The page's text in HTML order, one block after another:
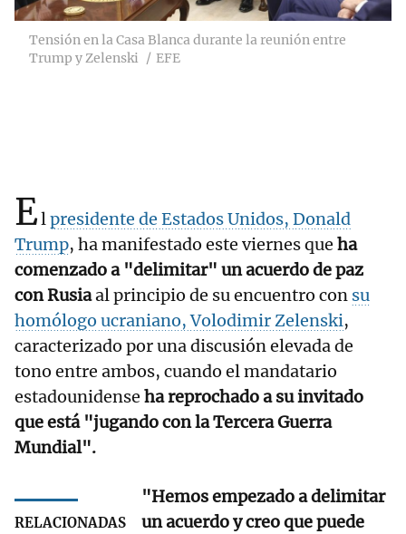
Tensión en la Casa Blanca durante la reunión entre
Trump y Zelenski
EFE
Elpresidente de Estados Unidos, Donald
Trump, ha manifestado este viernes que ha
comenzado a "delimitar" un acuerdo de paz
con Rusiaal principio de su encuentro con su
homólogo ucraniano, Volodimir Zelenski,
caracterizado por una discusión elevada de
tono entre ambos, cuando el mandatario
estadounidense ha reprochado a su invitado
que está "jugando con la Tercera Guerra
Mundial".
RELACIONADAS
"Hemos empezado a delimitar
un acuerdo y creo que puede